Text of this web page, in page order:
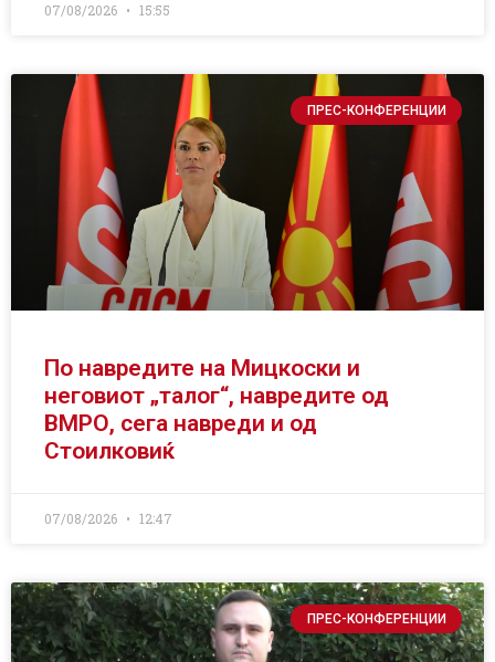
07/08/2026 15:55
ПРЕС-КОНФЕРЕНЦИИ
По навредите на Мицкоски и
неговиот „талог“, навредите од
ВМРО, сега навреди и од
Стоилковиќ
07/08/2026 12:47
ПРЕС-КОНФЕРЕНЦИИ